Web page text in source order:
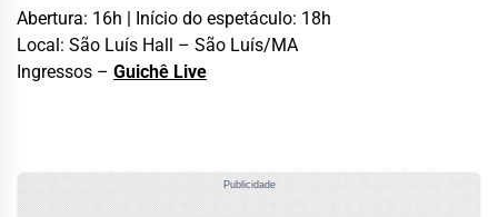
Abertura: 16h | Início do espetáculo: 18h
Local: São Luís Hall – São Luís/MA
Ingressos – Guichê Live
Publicidade